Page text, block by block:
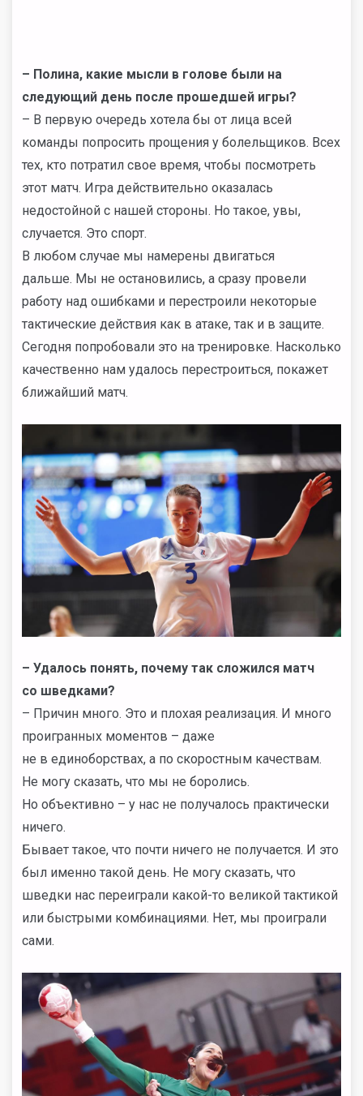
– Полина, какие мысли в голове были на
следующий день после прошедшей игры?
– В первую очередь хотела бы от лица всей
команды попросить прощения у болельщиков. Всех
тех, кто потратил свое время, чтобы посмотреть
этот матч. Игра действительно оказалась
недостойной с нашей стороны. Но такое, увы,
случается. Это спорт.
В любом случае мы намерены двигаться
дальше. Мы не остановились, а сразу провели
работу над ошибками и перестроили некоторые
тактические действия как в атаке, так и в защите.
Сегодня попробовали это на тренировке. Насколько
качественно нам удалось перестроиться, покажет
ближайший матч.
– Удалось понять, почему так сложился матч
со шведками?
– Причин много. Это и плохая реализация. И много
проигранных моментов – даже
не в единоборствах, а по скоростным качествам.
Не могу сказать, что мы не боролись.
Но объективно – у нас не получалось практически
ничего.
Бывает такое, что почти ничего не получается. И это
был именно такой день. Не могу сказать, что
шведки нас переиграли какой-то великой тактикой
или быстрыми комбинациями. Нет, мы проиграли
сами.